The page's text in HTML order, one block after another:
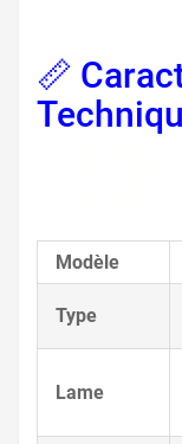
📏
Modèle
Type
Lame